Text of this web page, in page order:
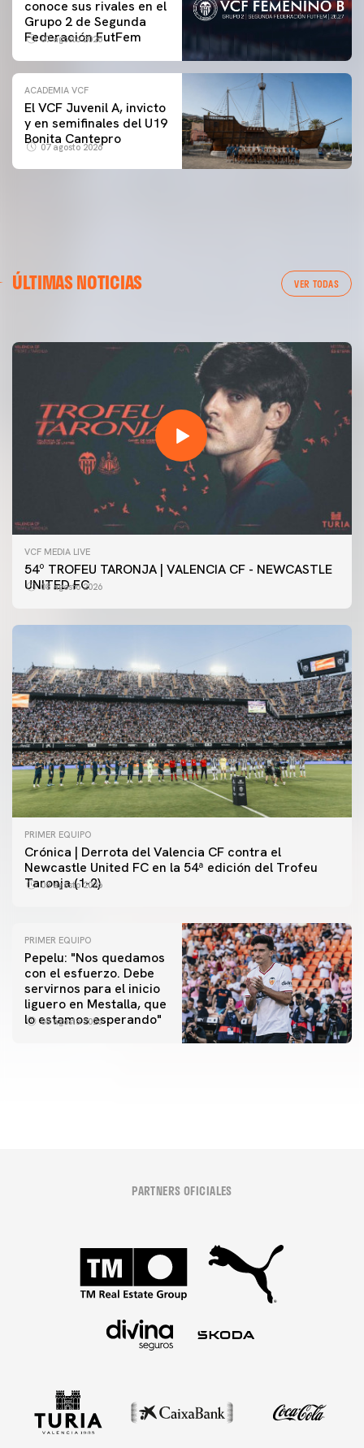
conoce sus rivales en el
Grupo 2 de Segunda
Federación FutFem
07 agosto 2026
ACADEMIA VCF
El VCF Juvenil A, invicto
y en semifinales del U19
Bonita Cantepro
07 agosto 2026
ÚLTIMAS NOTICIAS VER TODAS
54ª EDICIÓN TROFEU TARONJA
VCF MEDIA LIVE
54º TROFEU TARONJA | VALENCIA CF - NEWCASTLE
UNITED FC
08 agosto 2026
PRIMER EQUIPO
Crónica | Derrota del Valencia CF contra el
Newcastle United FC en la 54ª edición del Trofeu
Taronja (1-2)
08 agosto 2026
PRIMER EQUIPO
Pepelu: "Nos quedamos
con el esfuerzo. Debe
servirnos para el inicio
liguero en Mestalla, que
lo estamos esperando"
08 agosto 2026
PRIMER EQUIPO
Las fotos del Valencia CF-Newcastle United FC
PRIMER EQUIPO
MESTALLA 📍
PARTNERS OFICIALES